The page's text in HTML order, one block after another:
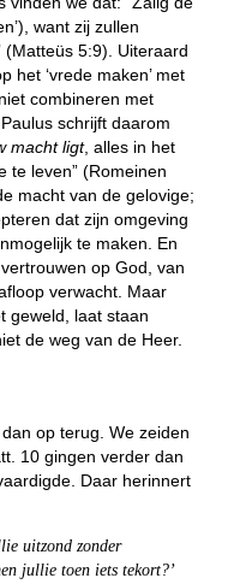
want zij zullen
(Matteüs 5:9). Uiteraard
het ‘vrede maken’ met
combineren met
schrijft daarom
macht ligt, alles in het
te leven” (Romeinen
macht van de gelovige;
dat zijn omgeving
te maken. En
op God, van
verwacht. Maar
geweld, laat staan
de weg van de Heer.
op terug. We zeiden
10 gingen verder dan
Daar herinnert
uitzond zonder
jullie toen iets tekort?’